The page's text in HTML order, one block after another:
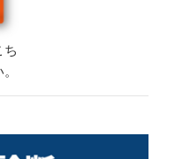
guide/en-US/advisory/CVE-
en-US/advisory/CVE-
en-US/advisory/CVE-
ち